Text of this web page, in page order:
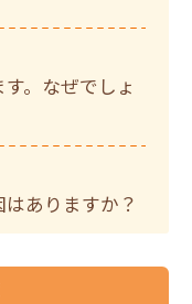
。なぜでしょ
ありますか？